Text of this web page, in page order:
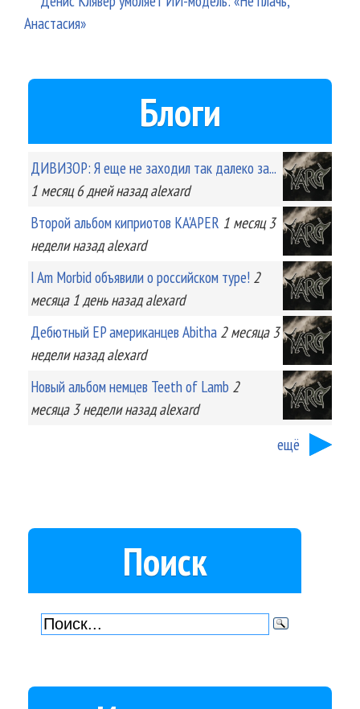
Анастасия»
Блоги
ДИВИЗОР: Я еще не заходил так далеко за...
1 месяц 6 днейназад alexard
Второй альбом киприотов KA'APER 1 месяц 3
неделиназад alexard
I Am Morbid объявили о российском туре! 2
месяца 1 деньназад alexard
Дебютный EP американцев Abitha 2 месяца 3
неделиназад alexard
Новый альбом немцев Teeth of Lamb 2
месяца 3 неделиназад alexard
ещё
Поиск